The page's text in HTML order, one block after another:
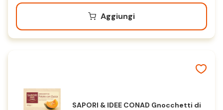
Aggiungi
SAPORI & IDEE CONAD Gnocchetti di